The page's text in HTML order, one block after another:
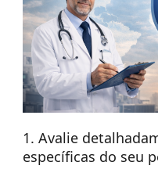
1. Avalie
específicas do seu